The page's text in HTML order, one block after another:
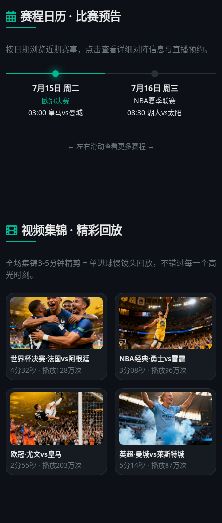
赛程日历 · 比赛预告
按日期浏览近期赛事，点击查看详细对阵信息与直播预约。
7月15日 周二
欧冠决赛
03:00 皇马vs曼城
7月16日 周三
NBA夏季联赛
08:30 湖人vs太阳
← 左右滑动查看更多赛程 →
视频集锦 · 精彩回放
全场集锦3-5分钟精剪 + 单进球慢镜头回放，不错过每一个高
光时刻。
世界杯决赛·法国vs阿根廷
4分32秒 · 播放128万次
NBA经典·勇士vs雷霆
3分08秒 · 播放96万次
欧冠·尤文vs皇马
2分55秒 · 播放203万次
英超·曼城vs莱斯特城
5分14秒 · 播放87万次